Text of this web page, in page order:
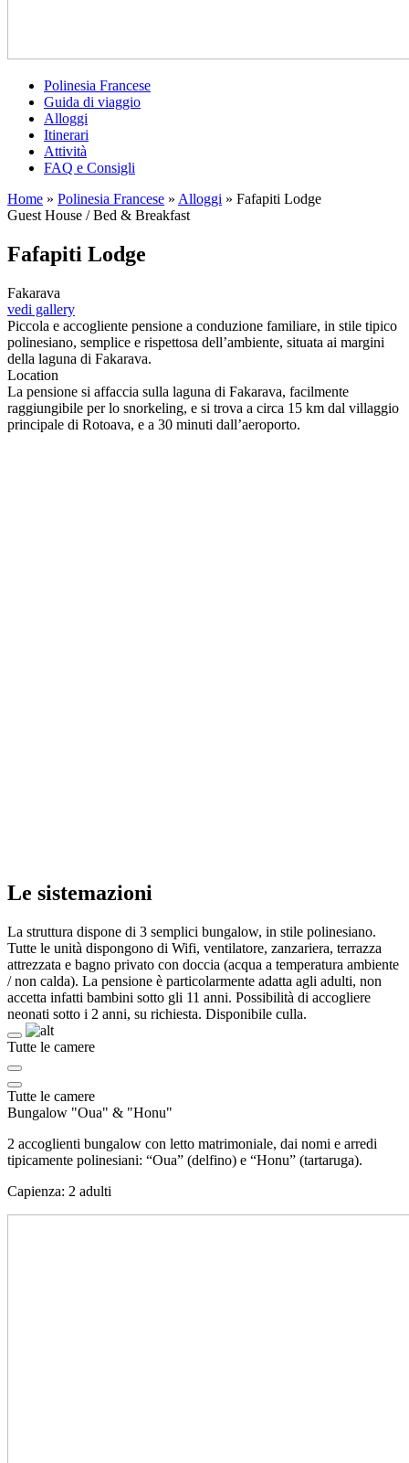
Polinesia Francese
Guida di viaggio
Alloggi
Itinerari
Attività
FAQ e Consigli
Home » Polinesia Francese » Alloggi » Fafapiti Lodge
Guest House / Bed & Breakfast
Fafapiti Lodge
Fakarava
vedi gallery
Piccola e accogliente pensione a conduzione familiare, in stile tipico
polinesiano, semplice e rispettosa dell’ambiente, situata ai margini
della laguna di Fakarava.
Location
La pensione si affaccia sulla laguna di Fakarava, facilmente
raggiungibile per lo snorkeling, e si trova a circa 15 km dal villaggio
principale di Rotoava, e a 30 minuti dall’aeroporto.
Le sistemazioni
La struttura dispone di 3 semplici bungalow, in stile polinesiano.
Tutte le unità dispongono di Wifi, ventilatore, zanzariera, terrazza
attrezzata e bagno privato con doccia (acqua a temperatura ambiente
/ non calda). La pensione è particolarmente adatta agli adulti, non
accetta infatti bambini sotto gli 11 anni. Possibilità di accogliere
neonati sotto i 2 anni, su richiesta. Disponibile culla.
Tutte le camere
Tutte le camere
Bungalow "Oua" & "Honu"
2 accoglienti bungalow con letto matrimoniale, dai nomi e arredi
tipicamente polinesiani: “Oua” (delfino) e “Honu” (tartaruga).
Capienza: 2 adulti